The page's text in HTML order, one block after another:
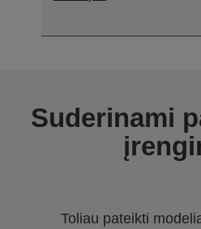
Suderinami
Toliau pateikti